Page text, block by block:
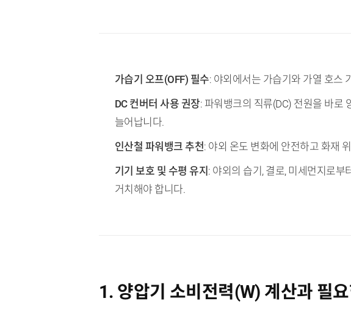
TL;DR (핵심 요약)
가습기 오프(OFF) 필수: 야외에서는 가습기와 가열 호스
DC 컨버터 사용 권장: 파워뱅크의 직류(DC) 전원을 바로
늘어납니다.
인산철 파워뱅크 추천: 야외 온도 변화에 안전하고 화재
기기 보호 및 수평 유지 : 야외의 습기, 결로, 미세먼지로
거치해야 합니다.
1. 양압기 소비전력(W) 계산과 필